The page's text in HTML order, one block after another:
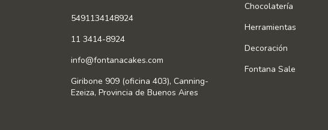
5491134148924
11 3414-8924
info@fontanacakes.com
Giribone 909 (oficina 403), Canning-
Ezeiza, Provincia de Buenos Aires
Chocolatería
Herramientas
Decoración
Fontana Sale